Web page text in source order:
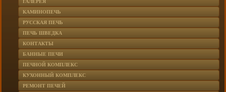
КАМИНОПЕЧЬ
РУССКАЯ ПЕЧЬ
ПЕЧЬ ШВЕДКА
КОНТАКТЫ
БАННЫЕ ПЕЧИ
ПЕЧНОЙ КОМПЛЕКС
КУХОННЫЙ КОМПЛЕКС
РЕМОНТ ПЕЧЕЙ